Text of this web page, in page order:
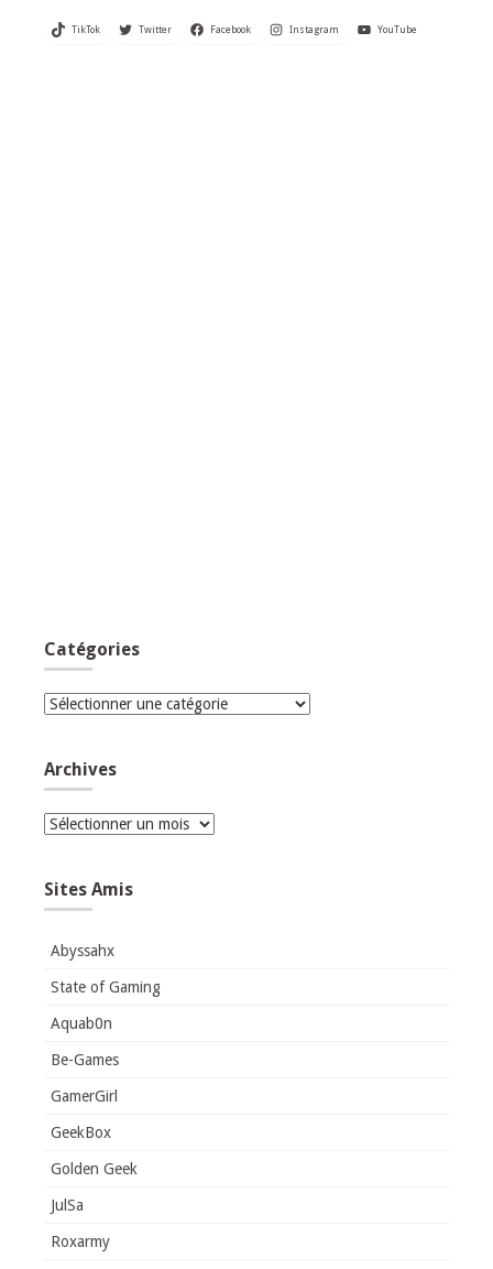
TikTok Twitter Facebook Instagram YouTube
Catégories
Catégories
Archives
Archives
Sites Amis
Abyssahx
State of Gaming
Aquab0n
Be-Games
GamerGirl
GeekBox
Golden Geek
JulSa
Roxarmy